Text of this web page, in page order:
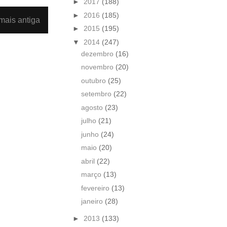
antiga
► 2017 (188)
► 2016 (185)
► 2015 (195)
▼ 2014 (247)
dezembro (16)
novembro (20)
outubro (25)
setembro (22)
agosto (23)
julho (21)
junho (24)
maio (20)
abril (22)
março (13)
fevereiro (13)
janeiro (28)
► 2013 (133)